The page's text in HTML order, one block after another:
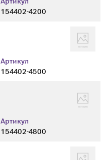
154402-4200
Артикул
154402-4500
Артикул
154402-4800